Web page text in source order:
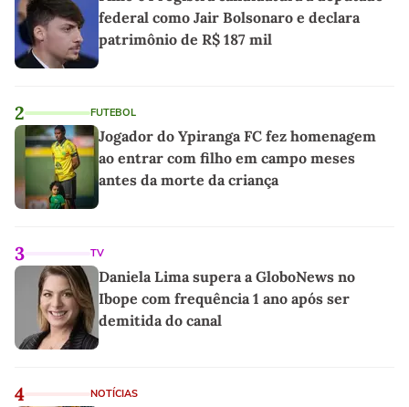
federal como Jair Bolsonaro e declara
patrimônio de R$ 187 mil
2 FUTEBOL
Jogador do Ypiranga FC fez homenagem
ao entrar com filho em campo meses
antes da morte da criança
3 TV
Daniela Lima supera a GloboNews no
Ibope com frequência 1 ano após ser
demitida do canal
4 NOTÍCIAS